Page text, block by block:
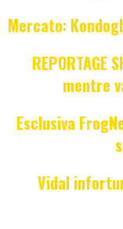
Mercato:
mentre
Esclusiva
Vidal